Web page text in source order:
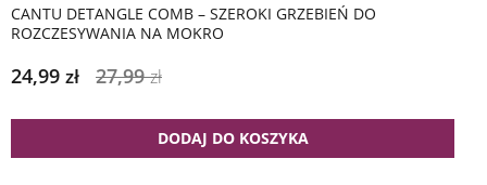
CANTU DETANGLE COMB – SZEROKI GRZEBIEŃ DO
ROZCZESYWANIA NA MOKRO
24,99 zł 27,99zł
DODAJ DO KOSZYKA